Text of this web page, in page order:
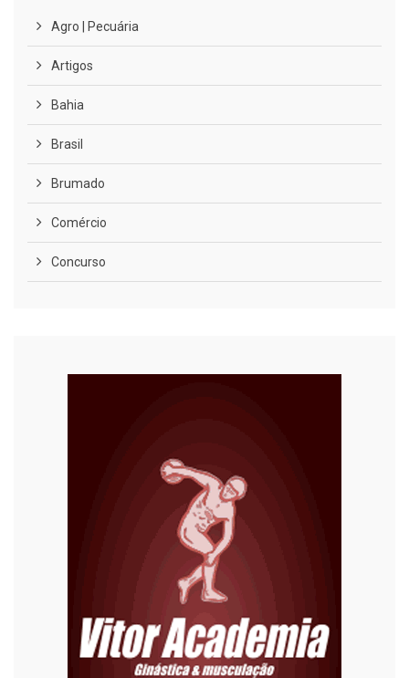
Agro | Pecuária
Artigos
Bahia
Brasil
Brumado
Comércio
Concurso
Emprego
Esporte